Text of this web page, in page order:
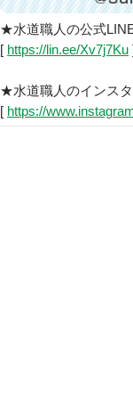
★水道職人の公式
[ https://lin.ee/Xv7j7Ku ]
★水道職人のインスタ
[ https://